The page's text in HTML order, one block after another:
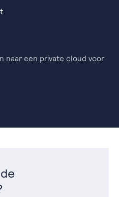
naar een private cloud voor